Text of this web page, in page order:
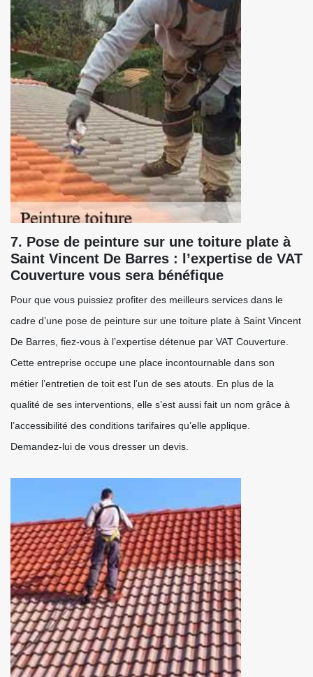
7. Pose de peinture sur une toiture plate à
Saint Vincent De Barres : l’expertise de VAT
Couverture vous sera bénéfique
Pour que vous puissiez profiter des meilleurs services dans le
cadre d’une pose de peinture sur une toiture plate à Saint Vincent
De Barres, fiez-vous à l’expertise détenue par VAT Couverture.
Cette entreprise occupe une place incontournable dans son
métier l’entretien de toit est l’un de ses atouts. En plus de la
qualité de ses interventions, elle s’est aussi fait un nom grâce à
l’accessibilité des conditions tarifaires qu’elle applique.
Demandez-lui de vous dresser un devis.